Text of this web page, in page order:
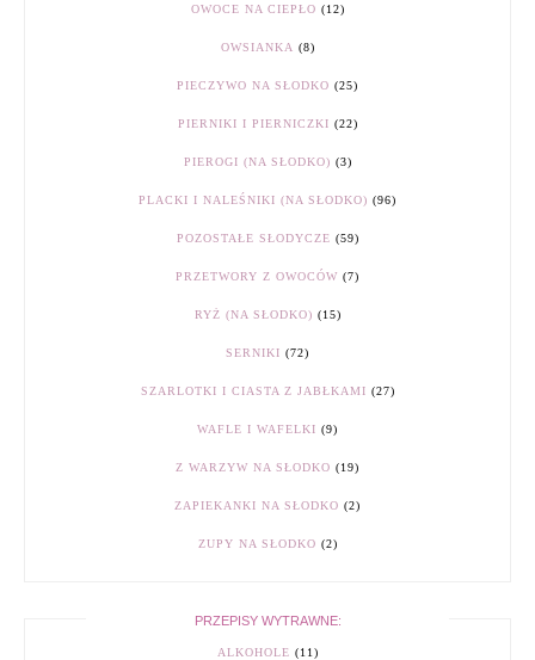
OWOCE NA CIEPŁO (12)
OWSIANKA (8)
PIECZYWO NA SŁODKO (25)
PIERNIKI I PIERNICZKI (22)
PIEROGI (NA SŁODKO) (3)
PLACKI I NALEŚNIKI (NA SŁODKO) (96)
POZOSTAŁE SŁODYCZE (59)
PRZETWORY Z OWOCÓW (7)
RYŻ (NA SŁODKO) (15)
SERNIKI (72)
SZARLOTKI I CIASTA Z JABŁKAMI (27)
WAFLE I WAFELKI (9)
Z WARZYW NA SŁODKO (19)
ZAPIEKANKI NA SŁODKO (2)
ZUPY NA SŁODKO (2)
PRZEPISY WYTRAWNE:
ALKOHOLE (11)